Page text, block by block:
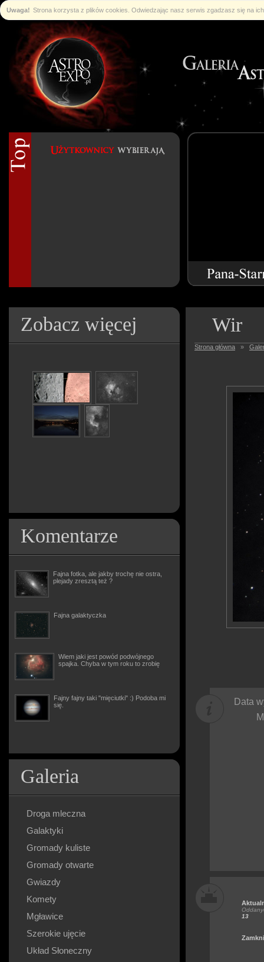
Uwaga! Strona korzysta z plików cookies. Odwiedzając nasz serwis zgadzasz się na
Zobacz więcej
Komentarze
Fajna fotka, ale jakby trochę nie ostra,
plejady zresztą też ?
Fajna galaktyczka
Wiem jaki jest powód podwójnego
spajka. Chyba w tym roku to zrobię
Fajny fajny taki "mięciutki" :) Podoba mi
się.
Galeria
Droga mleczna
Galaktyki
Gromady kuliste
Gromady otwarte
Gwiazdy
Komety
Mgławice
Szerokie ujęcie
Układ Słoneczny
Wir
Strona główna »
Data
13